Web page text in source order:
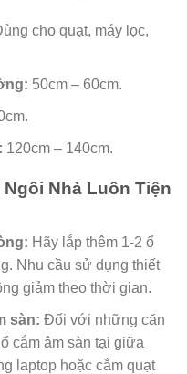
cho quạt, máy lọc,
50cm – 60cm.
120cm – 140cm.
Nhà Luôn Tiện
Hãy lắp thêm 1-2 ổ
Nhu cầu sử dụng thiết
giảm theo thời gian.
sàn: Đối với những căn
cắm âm sàn tại giữa
laptop hoặc cắm quạt